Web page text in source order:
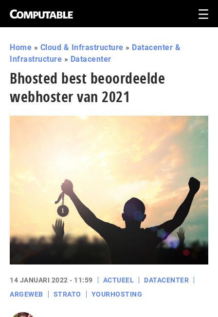
Home » Cloud & Infrastructure » Datacenter &
Infrastructure » Datacenter
Bhosted best beoordeelde
webhoster van 2021
14 JANUARI 2022 - 11:59 ACTUEEL
DATACENTER
ARGEWEB
STRATO YOURHOSTING